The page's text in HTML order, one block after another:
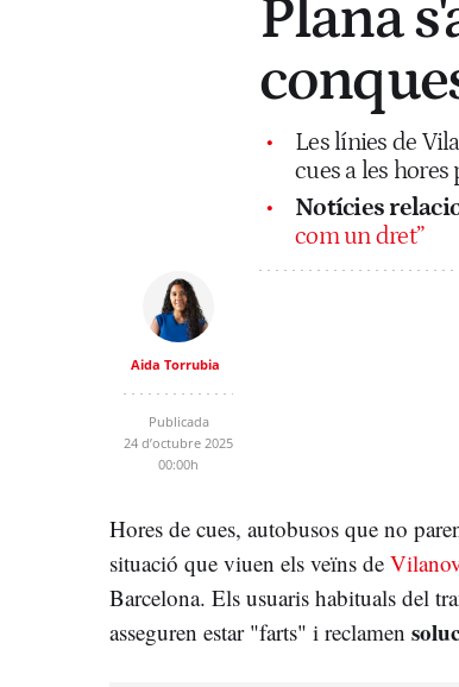
Plana
Les línies de
cues a les
Notícies
com un dret”
Aida Torrubia
Publicada
24 d’octubre 2025
00:00h
Hores de cues, autobusos que no
situació que viuen els veïns de
Barcelona. Els usuaris habituals del
asseguren estar "farts" i reclamen